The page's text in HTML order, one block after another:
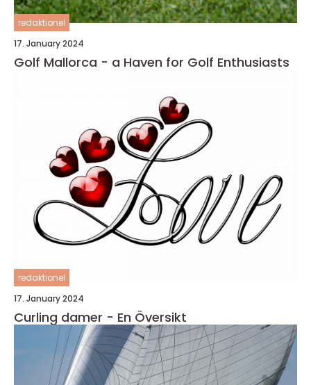
redaktionel
17. January 2024
Golf Mallorca - a Haven for Golf Enthusiasts
redaktionel
17. January 2024
Curling damer - En Översikt